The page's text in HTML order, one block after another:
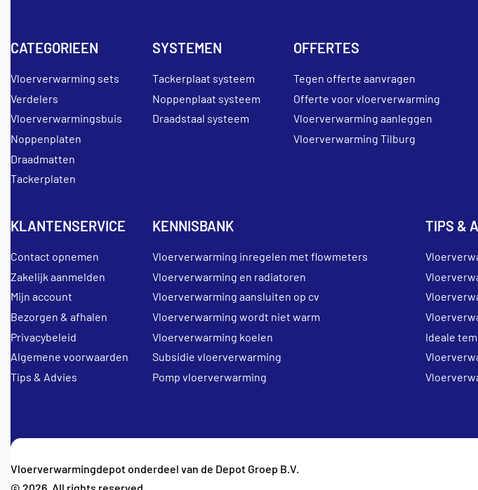
CATEGORIEEN
Vloerverwarming sets
Verdelers
Vloerverwarmingsbuis
Noppenplaten
Draadmatten
Tackerplaten
SYSTEMEN
Tackerplaat systeem
Noppenplaat systeem
Draadstaal systeem
OFFERTES
Tegen offerte aanvragen
Offerte voor vloerverwarming
Vloerverwarming aanleggen
Vloerverwarming Tilburg
KLANTENSERVICE
Contact opnemen
Zakelijk aanmelden
Mijn account
Bezorgen & afhalen
Privacybeleid
Algemene voorwaarden
Tips & Advies
KENNISBANK
Vloerverwarming inregelen met flowmeters
Vloerverwarming en radiatoren
Vloerverwarming aansluiten op cv
Vloerverwarming wordt niet warm
Vloerverwarming koelen
Subsidie vloerverwarming
Pomp vloerverwarming
TIPS &
Ideale
Vloerverwarmingdepot onderdeel van de Depot Groep B.V.